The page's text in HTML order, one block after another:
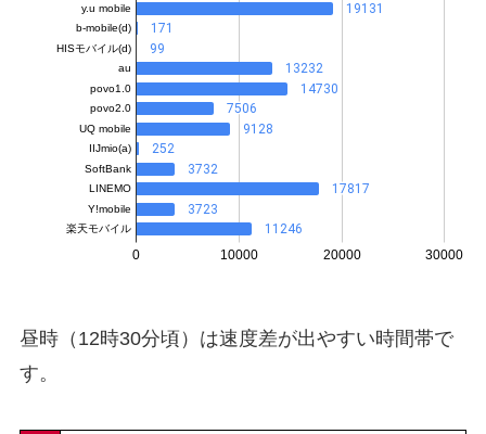
昼時（12時30分頃）は速度差が出やすい時間帯で
す。